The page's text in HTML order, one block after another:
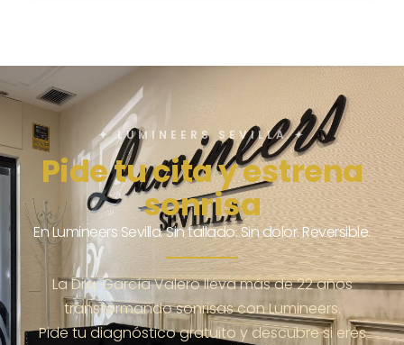
✦ LUMINEERS SEVILLA ✦
Pide tu cita y estrena
sonrisa
En Lumineers Sevilla. Sin tallado. Sin dolor. Reversible.
La Dra. García Valero lleva más de 22 años
transformando sonrisas con Lumineers.
Pide tu diagnóstico gratuito y descubre si eres